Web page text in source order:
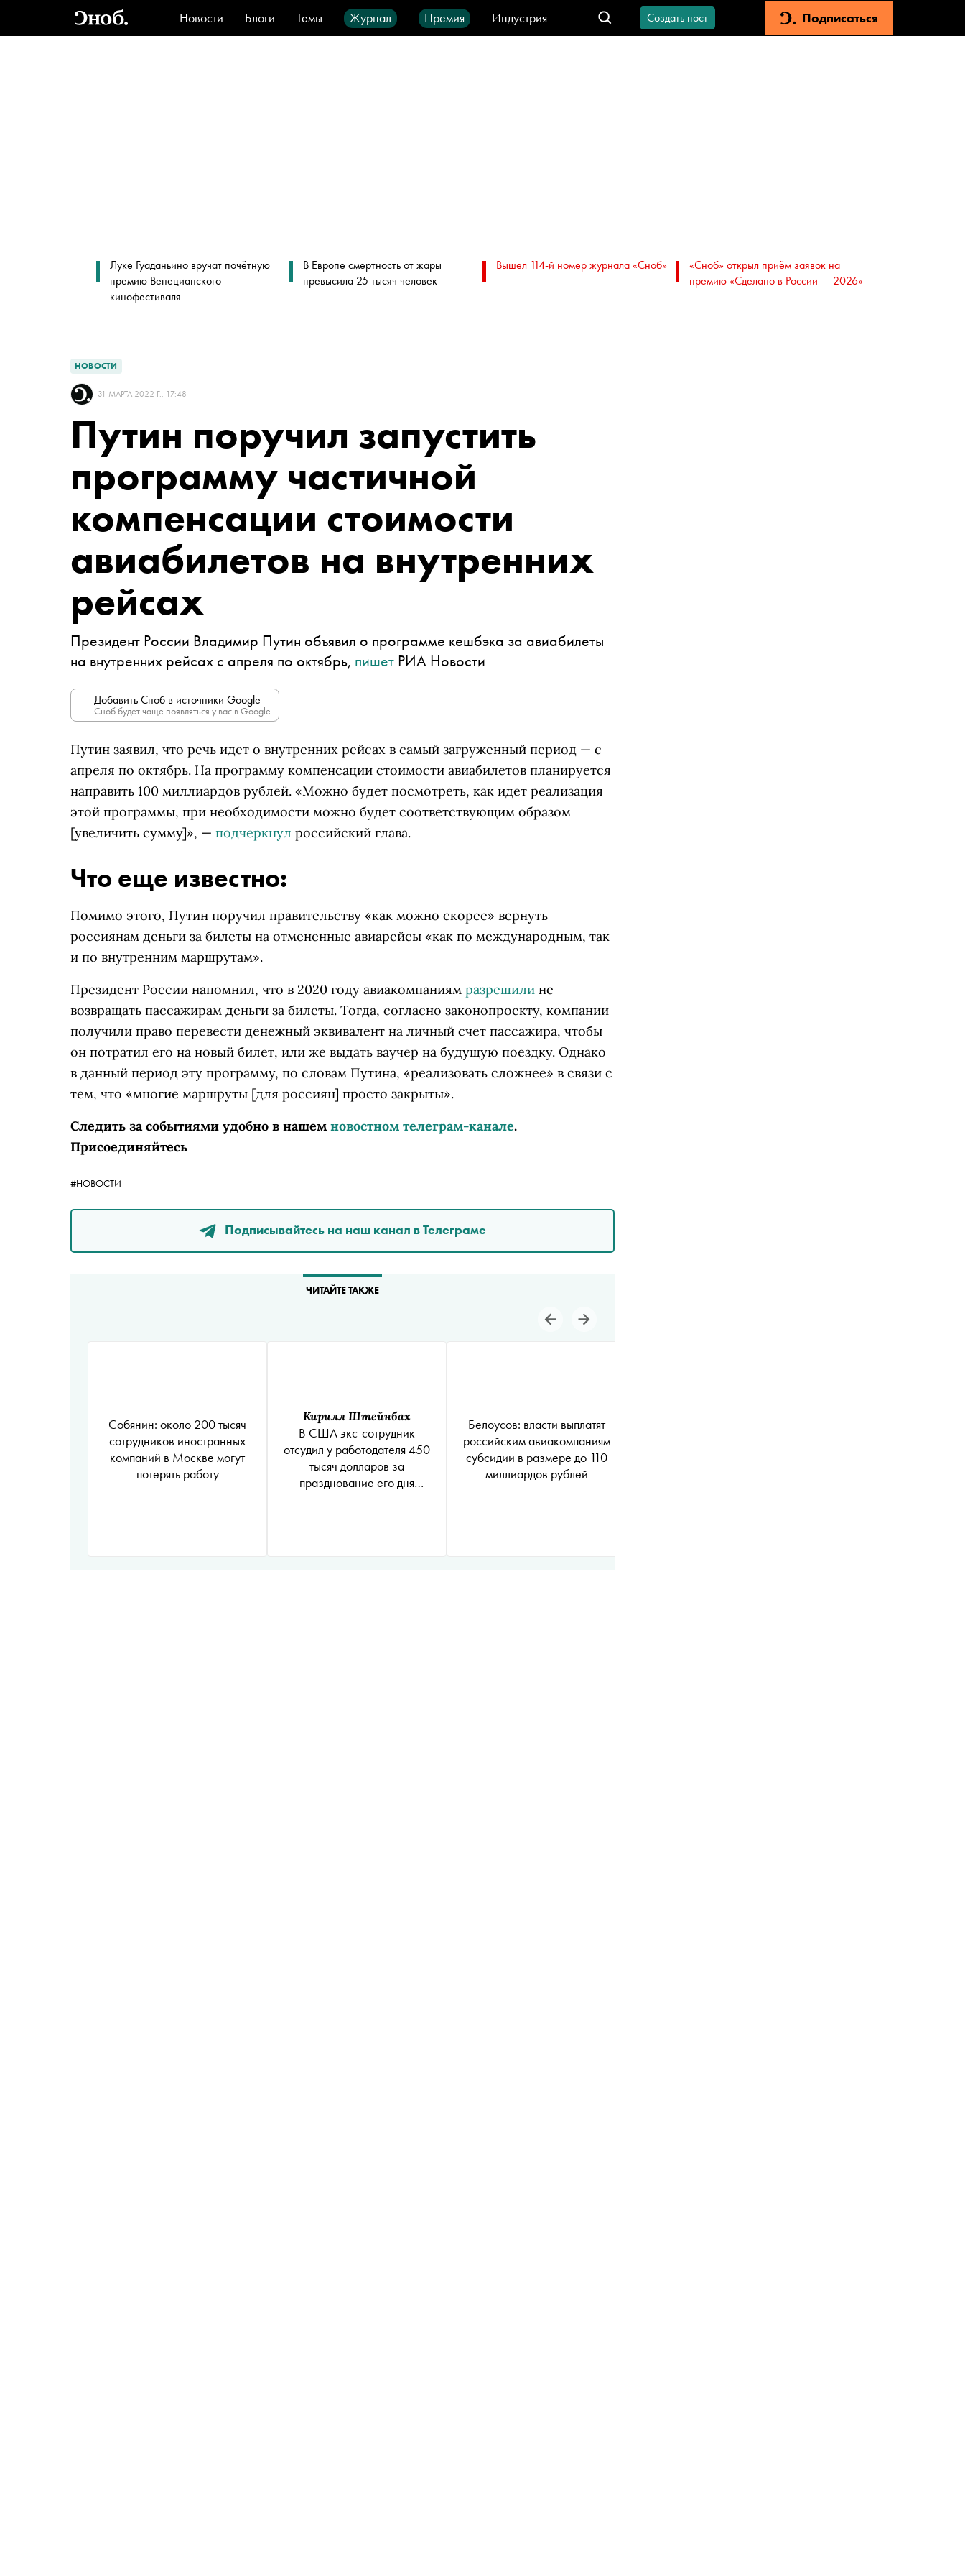
Новости Блоги Темы Журнал Премия
Индустрия
Стиль
Видео Город IT-продукты
Создать пост Подписаться
Луке Гуаданьино вручат почётную
премию Венецианского
кинофестиваля
В Европе смертность от жары
превысила 25 тысяч человек
Вышел 114-й номер журнала «Сноб»
«Сноб» открыл приём заявок на
премию «Сделано в России — 2026»
НОВОСТИ
31 МАРТА 2022 Г., 17:48
Путин поручил запустить
программу частичной
компенсации стоимости
авиабилетов на внутренних
рейсах
Президент России Владимир Путин объявил о программе кешбэка за авиабилеты
на внутренних рейсах с апреля по октябрь, пишет РИА Новости
Добавить Сноб в источники Google
Сноб будет чаще появляться у вас в Google.
Путин заявил, что речь идет о внутренних рейсах в самый загруженный период — с
апреля по октябрь. На программу компенсации стоимости авиабилетов планируется
направить 100 миллиардов рублей. «Можно будет посмотреть, как идет реализация
этой программы, при необходимости можно будет соответствующим образом
[увеличить сумму]», — подчеркнул российский глава.
Что еще известно:
Помимо этого, Путин поручил правительству «как можно скорее» вернуть
россиянам деньги за билеты на отмененные авиарейсы «как по международным, так
и по внутренним маршрутам».
Президент России напомнил, что в 2020 году авиакомпаниям разрешили не
возвращать пассажирам деньги за билеты. Тогда, согласно законопроекту, компании
получили право перевести денежный эквивалент на личный счет пассажира, чтобы
он потратил его на новый билет, или же выдать ваучер на будущую поездку. Однако
в данный период эту программу, по словам Путина, «реализовать сложнее» в связи с
тем, что «многие маршруты [для россиян] просто закрыты».
Следить за событиями удобно в нашем новостном телеграм-канале.
Присоединяйтесь
#НОВОСТИ
Подписывайтесь на наш канал в Телеграме
ЧИТАЙТЕ ТАКЖЕ
Собянин: около 200 тысяч
сотрудников иностранных
компаний в Москве могут
потерять работу
Кирилл Штейнбах
В США экс-сотрудник
отсудил у работодателя 450
тысяч долларов за
празднование его дня
Белоусов: власти выплатят
российским авиакомпаниям
субсидии в размере до 110
миллиардов рублей